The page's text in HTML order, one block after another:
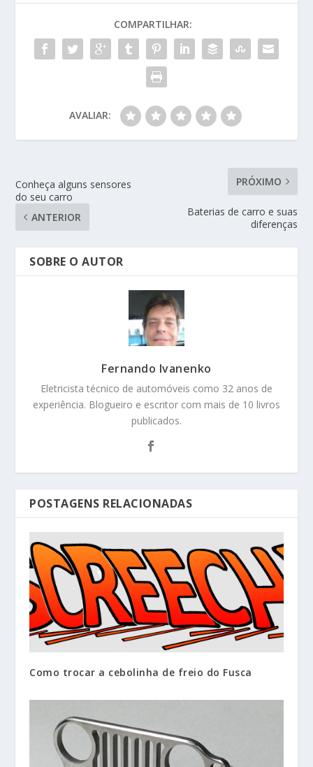
COMPARTILHAR:
AVALIAR:
Conheça alguns sensores
do seu carro
ANTERIOR
PRÓXIMO
Baterias de carro e suas
diferenças
SOBRE O AUTOR
Fernando Ivanenko
Eletricista técnico de automóveis como 32 anos de
experiência. Blogueiro e escritor com mais de 10 livros
publicados.
POSTAGENS RELACIONADAS
Como trocar a cebolinha de freio do Fusca